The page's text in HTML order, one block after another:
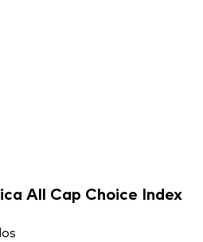
All Cap Choice Index